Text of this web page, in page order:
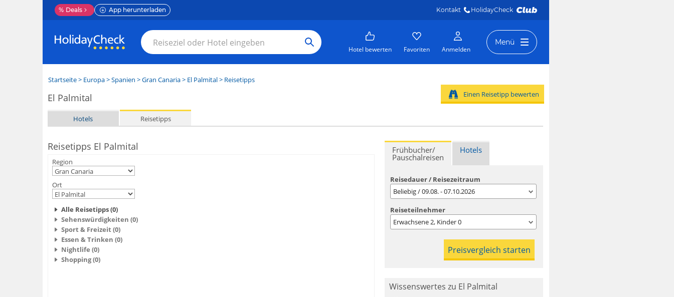
% Deals App herunterladen Kontakt HolidayCheck
Hotel bewerten Favoriten Anmelden
Menü
Startseite> Europa>Spanien >Gran Canaria> El Palmital> Reisetipps
El Palmital
Hotels Reisetipps
Einen Reisetipp bewerten
Reisetipps El Palmital
Region
Ort
Alle Reisetipps (0)
Sehenswürdigkeiten (0)
Sport & Freizeit (0)
Essen & Trinken (0)
Nightlife (0)
Shopping (0)
Frühbucher/
Pauschalreisen
Hotels
Reisedauer / Reisezeitraum
Beliebig / 09.08. - 07.10.2026
Reiseteilnehmer
Erwachsene2, Kinder0
Wissenswertes zu El Palmital